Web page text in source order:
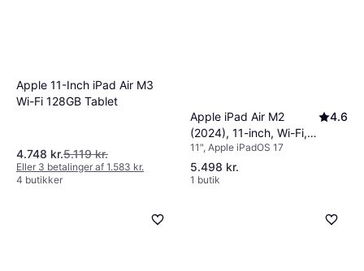
Apple 11-Inch iPad Air M3
Wi-Fi 128GB Tablet
4.748 kr.5.119 kr.
Eller 3 betalinger af 1.583 kr.
4 butikker
Apple iPad Air M2
(2024), 11-inch, Wi-Fi,
128GB Purple
4.6
11", Apple iPadOS 17
5.498 kr.
1 butik